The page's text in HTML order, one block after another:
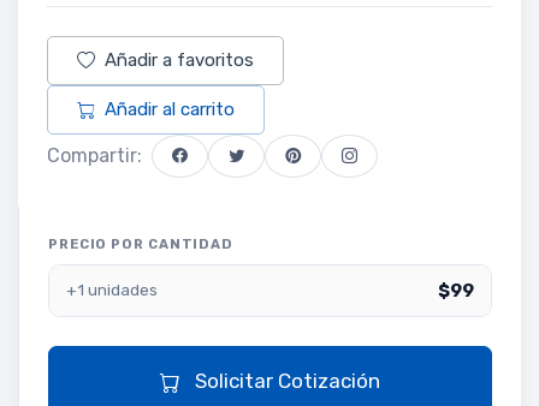
Añadir a favoritos
Añadir al carrito
Compartir:
PRECIO POR CANTIDAD
+1 unidades $99
Solicitar Cotización